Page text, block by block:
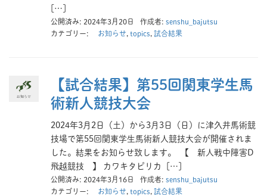
[…]
公開済み: 2024年3月20日 作成者: senshu_bajutsu
カテゴリー:
お知らせ topics 試合結果
【試合結果】第55回関東学生馬
術新人競技大会
2024年3月2日（土）から3月3日（日）に津久井馬術競
技場で第55回関東学生馬術新人競技大会が開催されま
した。結果をお知らせ致します。 【 新人戦中障害D
飛越競技 】 カワキタピリカ […]
公開済み: 2024年3月16日 作成者: senshu_bajutsu
カテゴリー:
お知らせ topics 試合結果